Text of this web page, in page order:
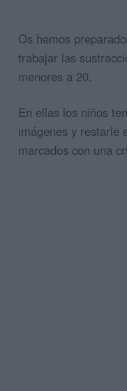
Os hemos
trabajar las
menores a 20.
En ellas los niños
imágenes y restarle
marcados con una